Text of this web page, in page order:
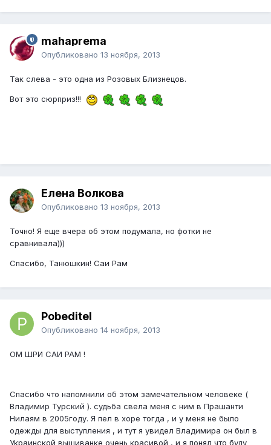
mahaprema
Опубликовано 13 ноября, 2013
Так слева - это одна из Розовых Близнецов.
Вот это сюрприз!!!
Елена Волкова
Опубликовано 13 ноября, 2013
Точно! Я еще вчера об этом подумала, но фотки не
сравнивала)))
Спасибо, Танюшкин! Саи Рам
Pobeditel
Опубликовано 14 ноября, 2013
ОМ ШРИ САИ РАМ !
Спасибо что напомнили об этом замечательном человеке (
Владимир Турский ). судьба свела меня с ним в Прашанти
Нилаям в 2005году. Я пел в хоре тогда , и у меня не было
одежды для выступления , и тут я увидел Владимира он был в
Украинской вышиванке очень красивой , и я понял что буду